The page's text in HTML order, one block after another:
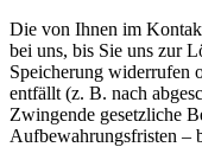
Die von Ihnen im
bei uns, bis Sie uns zur
Speicherung widerrufen
entfällt (z. B. nach
Zwingende gesetzliche
Aufbewahrungsfristen –